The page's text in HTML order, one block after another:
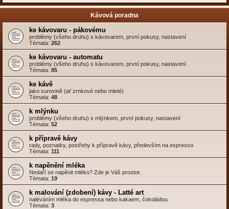
Kávová poradna
ke kávovaru - pákovému
problémy (všeho druhu) s kávovarem, první pokusy, nastavení
Témata: 262
ke kávovaru - automatu
problémy (všeho druhu) s kávovarem, první pokusy, nastavení
Témata: 85
ke kávě
jako surovině (ať zrnkové nebo mleté)
Témata: 48
k mlýnku
problémy (všeho druhu) s mlýnkem, první pokusy, nastavení
Témata: 52
k přípravě kávy
rady, poznatky, postřehy k přípravě kávy, především na espresso
Témata: 111
k napěnění mléka
Nedaří se napěnit mléko? Zde je Váš prostor.
Témata: 19
k malování (zdobení) kávy - Latté art
naléváním mléka do espressa nebo kakaem, čokoládou
Témata: 3